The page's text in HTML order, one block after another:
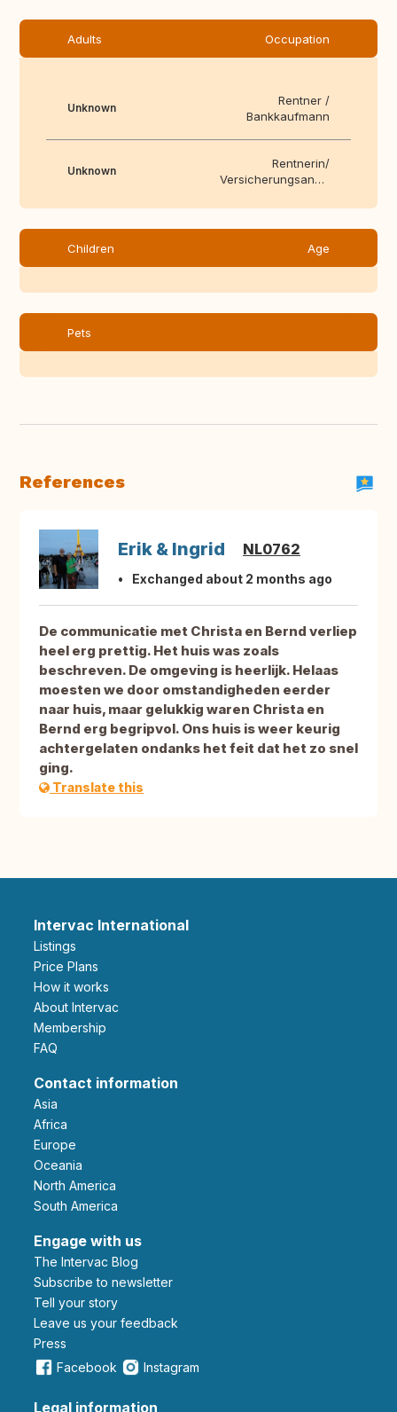
Adults Occupation
Unknown
Rentner /
Bankkaufmann
Unknown
Rentnerin/
Versicherungsangestellte
Children Age
Pets
References
Erik & Ingrid NL0762
Exchanged about 2 months ago
De communicatie met Christa en Bernd verliep
heel erg prettig. Het huis was zoals
beschreven. De omgeving is heerlijk. Helaas
moesten we door omstandigheden eerder
naar huis, maar gelukkig waren Christa en
Bernd erg begripvol. Ons huis is weer keurig
achtergelaten ondanks het feit dat het zo snel
ging.
Translate this
Intervac International
Listings
Price Plans
How it works
About Intervac
Membership
FAQ
Contact information
Asia
Africa
Europe
Oceania
North America
South America
Engage with us
The Intervac Blog
Subscribe to newsletter
Tell your story
leave us your feedback
Press
Facebook
Instagram
Legal information